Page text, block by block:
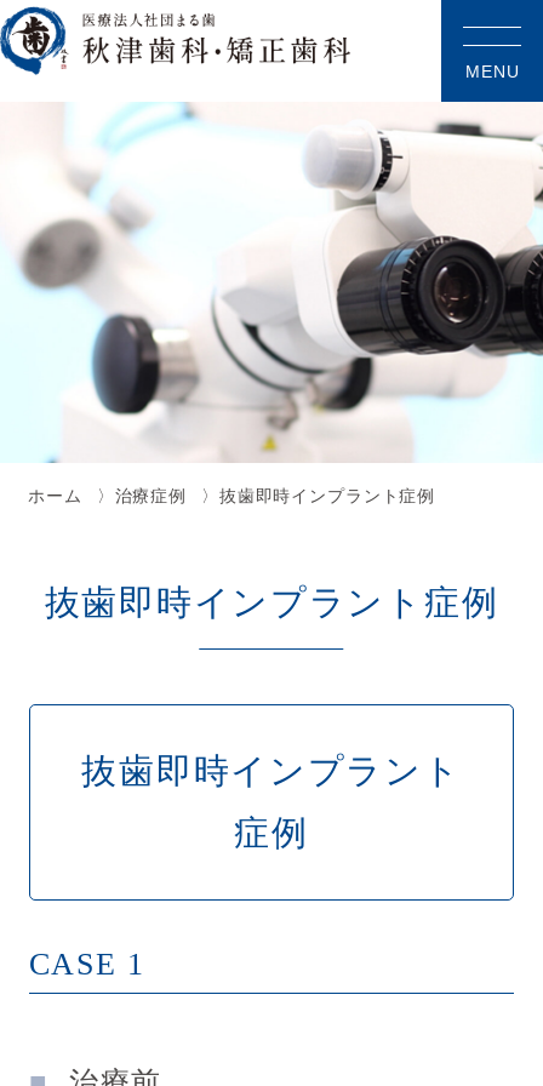
ホーム 治療症例 抜歯即時インプラント症例
抜歯即時インプラント症例
抜歯即時インプラント
症例
CASE 1
MENU